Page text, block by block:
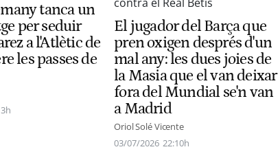
tanca un
per seduir
a l'Atlètic de
les passes de
El jugador del Barça que
pren oxigen després d'un
mal any: les dues joies de
la Masia que el van deixar
fora del Mundial se'n van
a Madrid
Oriol Solé Vicente
03/07/2026 22:10h